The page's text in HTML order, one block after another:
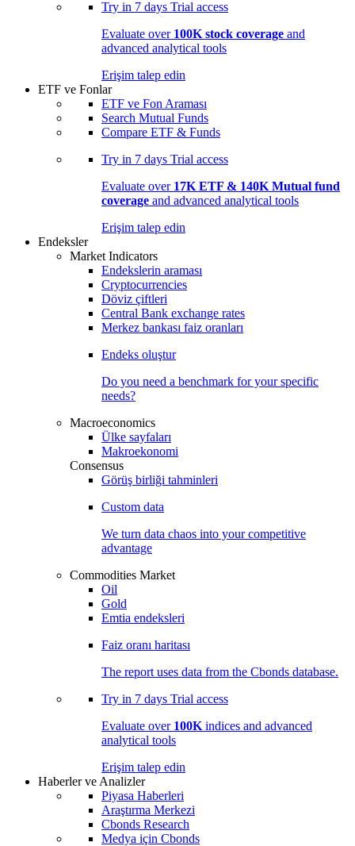
Try in 7 days Trial access
Evaluate over 100K stock coverage and
advanced analytical tools
Erişim talep edin
ETF ve Fonlar
ETF ve Fon Araması
Search Mutual Funds
Compare ETF & Funds
Try in 7 days Trial access
Evaluate over 17K ETF & 140K Mutual fund
coverage and advanced analytical tools
Erişim talep edin
Endeksler
Market Indicators
Endekslerin araması
Cryptocurrencies
Döviz çiftleri
Central Bank exchange rates
Merkez bankası faiz oranları
Endeks oluştur
Do you need a benchmark for your specific
needs?
Macroeconomics
Ülke sayfaları
Makroekonomi
Consensus
Görüş birliği tahminleri
Custom data
We turn data chaos into your competitive
advantage
Commodities Market
Oil
Gold
Emtia endeksleri
Faiz oranı haritası
The report uses data from the Cbonds database.
Try in 7 days Trial access
Evaluate over 100K indices and advanced
analytical tools
Erişim talep edin
Haberler ve Analizler
Piyasa Haberleri
Araştırma Merkezi
Cbonds Research
Medya için Cbonds